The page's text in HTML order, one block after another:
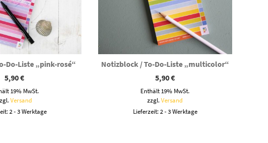
Do-Liste „pink-rosé“
5,90€
19% MwSt.
Versand
2 - 3 Werktage
Notizblock / To-Do-Liste „multicolor“
5,90€
Enthält 19% MwSt.
zzgl.Versand
Lieferzeit: 2 - 3 Werktage